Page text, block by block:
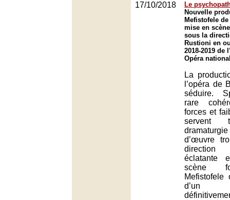
17/10/2018
Le
Nouvelle
Mefistofele
mise en
sous la
Rustioni en
2018-2019 de
Opéra
La
l’opéra de
séduire.
rare
forces et
servent
d’œuvre
direction
éclatante
scène
Mefistofele
d’un